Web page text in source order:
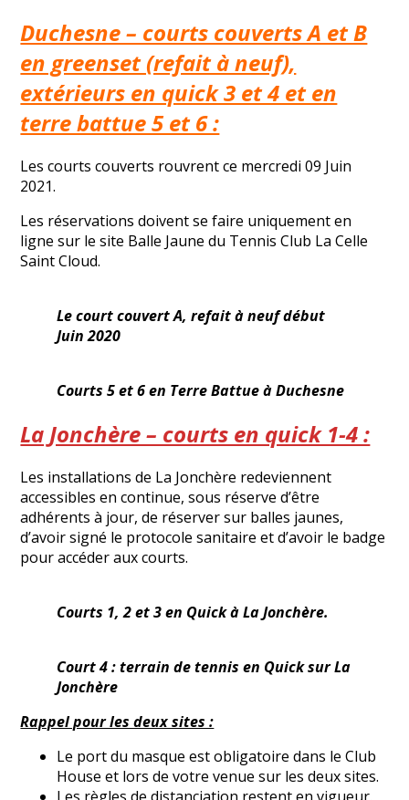
Duchesne – courts couverts A et B
en greenset (refait à neuf),
extérieurs en quick 3 et 4 et en
terre battue 5 et 6 :
Les courts couverts rouvrent ce mercredi 09 Juin
2021.
Les réservations doivent se faire uniquement en
ligne sur le site Balle Jaune du Tennis Club La Celle
Saint Cloud.
Le court couvert A, refait à neuf début
Juin 2020
Courts 5 et 6 en Terre Battue à Duchesne
La Jonchère – courts en quick 1-4 :
Les installations de La Jonchère redeviennent
accessibles en continue, sous réserve d’être
adhérents à jour, de réserver sur balles jaunes,
d’avoir signé le protocole sanitaire et d’avoir le badge
pour accéder aux courts.
Courts 1, 2 et 3 en Quick à La Jonchère.
Court 4 : terrain de tennis en Quick sur La
Jonchère
Rappel pour les deux sites :
Le port du masque est obligatoire dans le Club
House et lors de votre venue sur les deux sites.